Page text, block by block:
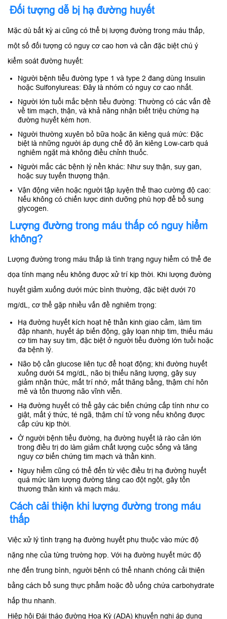
Đối tượng dễ bị hạ đường huyết
Mặc dù bất kỳ ai cũng có thể bị lượng đường trong máu thấp,
một số đối tượng có nguy cơ cao hơn và cần đặc biệt chú ý
kiểm soát đường huyết:
Người bệnh tiểu đường type 1 và type 2 đang dùng Insulin
hoặc Sulfonylureas: Đây là nhóm có nguy cơ cao nhất.
Người lớn tuổi mắc bệnh tiểu đường: Thường có các vấn đề
về tim mạch, thận, và khả năng nhận biết triệu chứng hạ
đường huyết kém hơn.
Người thường xuyên bỏ bữa hoặc ăn kiêng quá mức: Đặc
biệt là những người áp dụng chế độ ăn kiêng Low-carb quá
nghiêm ngặt mà không điều chỉnh thuốc.
Người mắc các bệnh lý nền khác: Như suy thận, suy gan,
hoặc suy tuyến thượng thận.
Vận động viên hoặc người tập luyện thể thao cường độ cao:
Nếu không có chiến lược dinh dưỡng phù hợp để bổ sung
glycogen.
Lượng đường trong máu thấp có nguy hiểm
không?
Lượng đường trong máu thấp là tình trạng nguy hiểm có thể đe
dọa tính mạng nếu không được xử trí kịp thời. Khi lượng đường
huyết giảm xuống dưới mức bình thường, đặc biệt dưới 70
mg/dL, cơ thể gặp nhiều vấn đề nghiêm trọng:
Hạ đường huyết kích hoạt hệ thần kinh giao cảm, làm tim
đập nhanh, huyết áp biến động, gây loạn nhịp tim, thiếu máu
cơ tim hay suy tim, đặc biệt ở người tiểu đường lớn tuổi hoặc
đa bệnh lý.​
Não bộ cần glucose liên tục để hoạt động; khi đường huyết
xuống dưới 54 mg/dL, não bị thiếu năng lượng, gây suy
giảm nhận thức, mất trí nhớ, mất thăng bằng, thậm chí hôn
mê và tổn thương não vĩnh viễn.​
Hạ đường huyết có thể gây các biến chứng cấp tính như co
giật, mất ý thức, té ngã, thậm chí tử vong nếu không được
cấp cứu kịp thời.​
Ở người bệnh tiểu đường, hạ đường huyết là rào cản lớn
trong điều trị do làm giảm chất lượng cuộc sống và tăng
nguy cơ biến chứng tim mạch và thần kinh.​
Nguy hiểm cũng có thể đến từ việc điều trị hạ đường huyết
quá mức làm lượng đường tăng cao đột ngột, gây tổn
thương thần kinh và mạch máu.
Cách cải thiện khi lượng đường trong máu
thấp
Việc xử lý tình trạng hạ đường huyết phụ thuộc vào mức độ
nặng nhẹ của từng trường hợp. Với hạ đường huyết mức độ
nhẹ đến trung bình, người bệnh có thể nhanh chóng cải thiện
bằng cách bổ sung thực phẩm hoặc đồ uống chứa carbohydrate
hấp thu nhanh.
Hiệp hội Đái tháo đường Hoa Kỳ (ADA) khuyến nghị áp dụng